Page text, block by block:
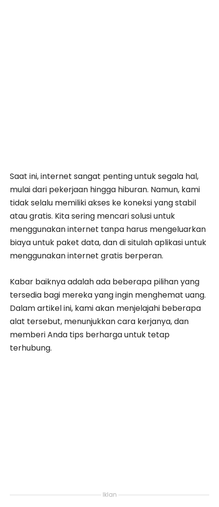
Saat ini, internet sangat penting untuk segala hal,
mulai dari pekerjaan hingga hiburan. Namun, kami
tidak selalu memiliki akses ke koneksi yang stabil
atau gratis. Kita sering mencari solusi untuk
menggunakan internet tanpa harus mengeluarkan
biaya untuk paket data, dan di situlah aplikasi untuk
menggunakan internet gratis berperan.
Kabar baiknya adalah ada beberapa pilihan yang
tersedia bagi mereka yang ingin menghemat uang.
Dalam artikel ini, kami akan menjelajahi beberapa
alat tersebut, menunjukkan cara kerjanya, dan
memberi Anda tips berharga untuk tetap
terhubung.
Iklan